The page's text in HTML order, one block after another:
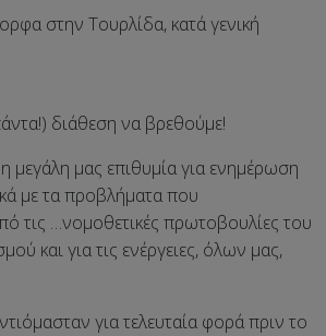
στην Τουρλίδα, κατά γενική
διάθεση να βρεθούμε!
μεγάλη μας επιθυμία για ενημέρωση
με τα προβλήματα που
τις …νομοθετικές πρωτοβουλίες του
και για τις ενέργειες, όλων μας,
για τελευταία φορά πριν το